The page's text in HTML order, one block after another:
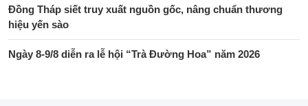
Đồng Tháp siết truy xuất nguồn gốc, nâng chuẩn thương
hiệu yến sào
Ngày 8-9/8 diễn ra lễ hội “Trà Đường Hoa” năm 2026